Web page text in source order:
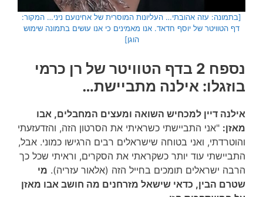
[בתמונה: עזה אהובתי… העליונות המוסרית של אחינועם ניני… המקור:
דף הטוויטר של יוסף חדאד. אנו מאמינים כי אנו עושים בתמונה שימוש
הוגן]
נספח 2 בדף הטוויטר של רן כרמי
בוזגלו: אילנה מתביישת…
אילנה דיין למכחיש השואה ומעצים המחבלים, אבו
מאזן: "אני התביישתי כשראיתי את הסרטון הזה, והזדעזעתי
והוטרדתי, ואני בטוחה שישראלים רבים הרגישו כמוני. אבל,
התביישתי עוד יותר כשקראתי את הסקרים, וראיתי שכל כך
הרבה ישראלים תומכים בחייל הזה (אלאור עזריה). מי
שטרם הבין, כדאי שישאל מזרחנים מה חושב אבו מאזן